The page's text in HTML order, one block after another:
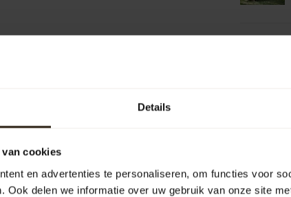
Details
van cookies
en advertenties te personaliseren, om functies voor
Ook delen we informatie over uw gebruik van onze site